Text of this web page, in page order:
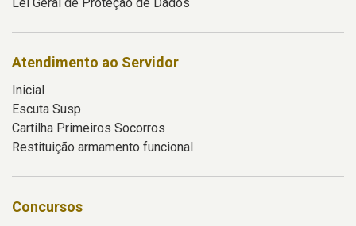
Atendimento ao Servidor
Inicial
Escuta Susp
Cartilha Primeiros Socorros
Restituição armamento funcional
Concursos